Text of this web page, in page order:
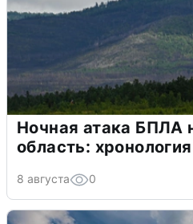
Ночная атака БПЛА
область: хронология
8 августа 0